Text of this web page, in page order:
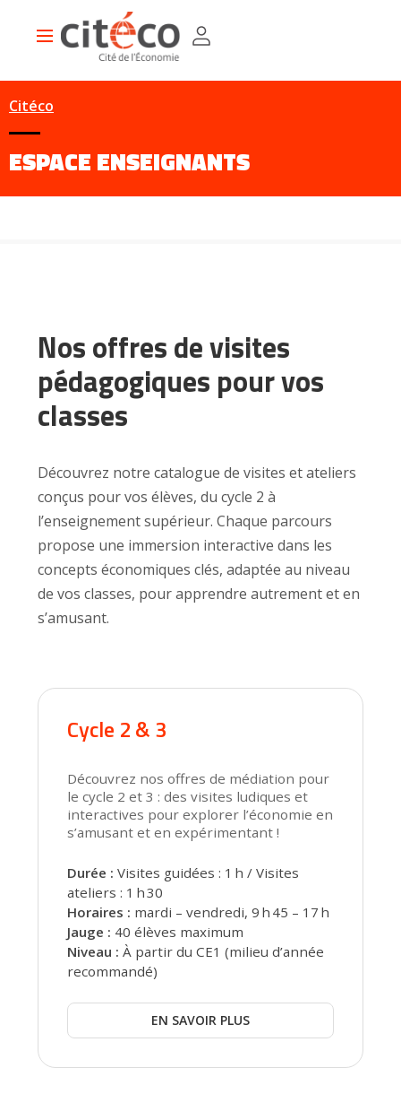
Main
Citéco
ESPACE ENSEIGNANTS
Nos offres de visites
pédagogiques pour vos
classes
Découvrez notre catalogue de visites et ateliers
conçus pour vos élèves, du cycle 2 à
l’enseignement supérieur. Chaque parcours
propose une immersion interactive dans les
concepts économiques clés, adaptée au niveau
de vos classes, pour apprendre autrement et en
s’amusant.
Cycle 2 & 3
Découvrez nos offres de médiation pour
le cycle 2 et 3 : des visites ludiques et
interactives pour explorer l’économie en
s’amusant et en expérimentant !
Durée : Visites guidées : 1 h / Visites
ateliers : 1 h 30
Horaires : mardi – vendredi, 9 h 45 – 17 h
Jauge : 40 élèves maximum
Niveau : À partir du CE1 (milieu d’année
recommandé)
EN SAVOIR PLUS
Panneau de gestion des cookies